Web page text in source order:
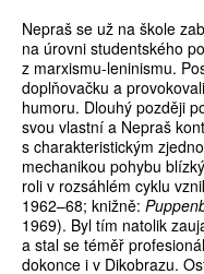
Nepraš se už na škole
na úrovni studentského
z marxismu-leninismu.
doplňovačku a
humoru. Dlouhý později
svou vlastní a Nepraš
s charakteristickým
mechanikou pohybu
roli v rozsáhlém cyklu
1962–68; knižně:
1969). Byl tím natolik
a stal se téměř
dokonce i v Dikobrazu.